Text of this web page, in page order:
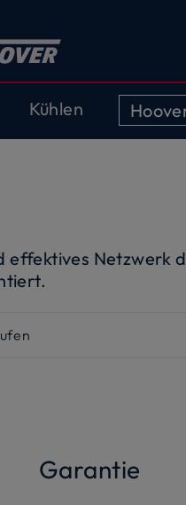
Kühlen
effektives Netzwerk
Garantie